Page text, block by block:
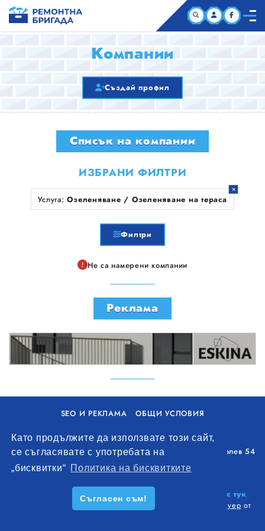
Като продължите да използвате този сайт,
се съгласявате с употребата на
„бисквитки“ Политика на бисквитките
Съгласен съм!
КОМПАНИИ
ЗА НАС
Компании
Създай профил
Списък на компании
ИЗБРАНИ ФИЛТРИ
Услуга:Озеленяване / Озеленяване на тераса
Филтри
Не са намерени компании
Реклама
SEO И РЕКЛАМА
ОБЩИ УСЛОВИЯ
Уолоу Интернешънъл ЕООД, гр. Варна, бул. Генерал Колев 54
+359 893 621 112
office@remontna-brigada.com
Създай профил на своя строителен бизнес тук
. Всички права запазени. Изработка на софтуер от